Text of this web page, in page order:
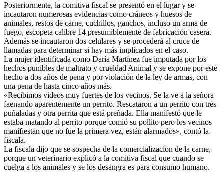
Posteriormente, la comitiva fiscal se presentó en el lugar y se
incautaron numerosas evidencias como cráneos y huesos de
animales, restos de carne, cuchillos, ganchos, incluso un arma de
fuego, escopeta calibre 14 presumiblemente de fabricación casera.
Además se incautaron dos celulares y se procederá al cruce de
llamadas para determinar si hay más implicados en el caso.
La mujer identificada como Daría Martínez fue imputada por los
hechos punibles de maltrato y crueldad Animal y se expone por este
hecho a dos años de pena y por violación de la ley de armas, con
una pena de hasta cinco años más.
«Recibimos videos muy fuertes de los vecinos. Se la ve a la señora
faenando aparentemente un perrito. Rescataron a un perrito con tres
puñaladas y otra perrita que está preñada. Ella manifestó que le
estaba matando al perrito porque comió su pollito pero los vecinos
manifiestan que no fue la primera vez, están alarmados», contó la
fiscala.
La fiscala dijo que se sospecha de la comercialización de la carne,
porque un veterinario explicó a la comitiva fiscal que cuando se
cuelga a los animales y se los desangra es para consumo humano.